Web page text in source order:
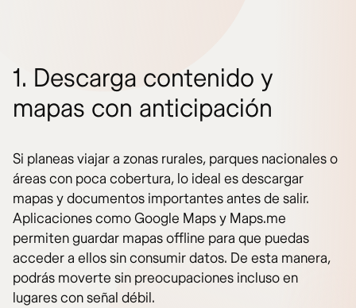
1. Descarga contenido y
mapas con anticipación
Si planeas viajar a zonas rurales, parques nacionales o
áreas con poca cobertura, lo ideal es descargar
mapas y documentos importantes antes de salir.
Aplicaciones como Google Maps y Maps.me
permiten guardar mapas offline para que puedas
acceder a ellos sin consumir datos. De esta manera,
podrás moverte sin preocupaciones incluso en
lugares con señal débil.